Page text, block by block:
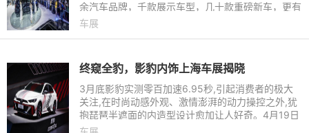
余汽车品牌，千款展示车型，几十款重磅新车，更有
国家三部委组织的新能源下乡启动仪式现场落地，2
车展
终窥全豹，影豹内饰上海车展揭晓
3月底影豹实测零百加速6.95秒,引起消费者的极大
关注,在时尚动感外观、激情澎湃的动力操控之外,犹
抱琵琶半遮面的内造型设计愈加让人好奇。4月19日
上海车展,影豹内饰首次正式对外公布!